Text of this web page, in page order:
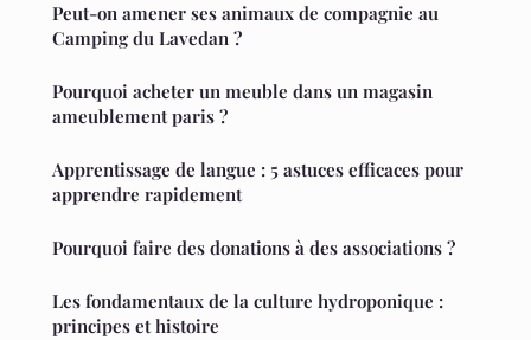
Peut-on amener ses animaux de compagnie au
Camping du Lavedan ?
Pourquoi acheter un meuble dans un magasin
ameublement paris ?
Apprentissage de langue : 5 astuces efficaces pour
apprendre rapidement
Pourquoi faire des donations à des associations ?
Les fondamentaux de la culture hydroponique :
principes et histoire